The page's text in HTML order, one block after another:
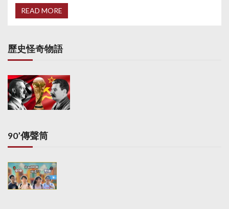
READ MORE
歷史怪奇物語
90’傳聲筒